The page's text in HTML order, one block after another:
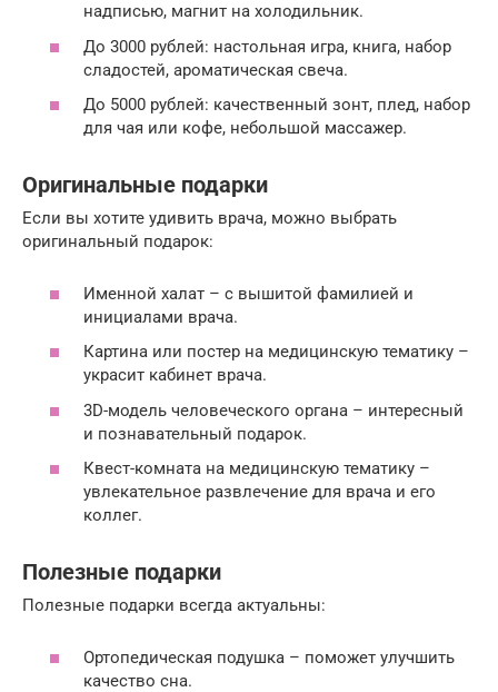
надписью, магнит на холодильник.
До 3000 рублей: настольная игра, книга, набор
сладостей, ароматическая свеча.
До 5000 рублей: качественный зонт, плед, набор
для чая или кофе, небольшой массажер.
Оригинальные подарки
Если вы хотите удивить врача, можно выбрать
оригинальный подарок:
Именной халат – с вышитой фамилией и
инициалами врача.
Картина или постер на медицинскую тематику –
украсит кабинет врача.
3D-модель человеческого органа – интересный
и познавательный подарок.
Квест-комната на медицинскую тематику –
увлекательное развлечение для врача и его
коллег.
Полезные подарки
Полезные подарки всегда актуальны:
Ортопедическая подушка – поможет улучшить
качество сна.